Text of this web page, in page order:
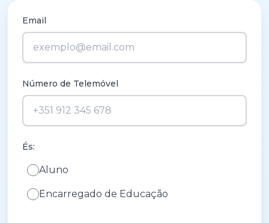
Email
Número de Telemóvel
És:
Aluno
Encarregado de Educação